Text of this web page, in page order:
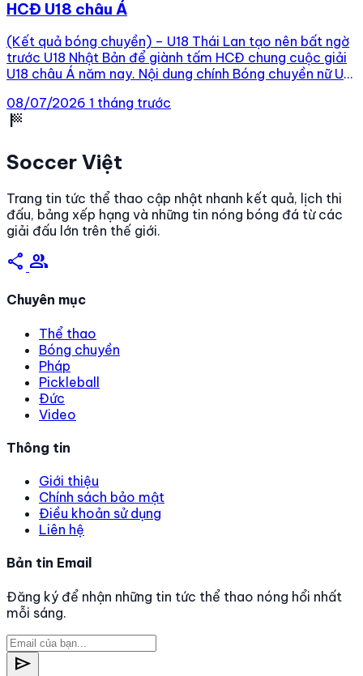
HCĐ U18 châu Á
(Kết quả bóng chuyền) – U18 Thái Lan tạo nên bất ngờ
trước U18 Nhật Bản để giành tấm HCĐ chung cuộc giải
U18 châu Á năm nay. Nội dung chính Bóng chuyền nữ U18
sách VĐV U18 Thái Lan giải vô địch […]
08/07/2026 1 tháng trước
sports_score
Soccer Việt
Trang tin tức thể thao cập nhật nhanh kết quả, lịch thi
đấu, bảng xếp hạng và những tin nóng bóng đá từ các
giải đấu lớn trên thế giới.
share group
Chuyên mục
Thể thao
Bóng chuyền
Pháp
Pickleball
Đức
Video
Thông tin
Giới thiệu
Chính sách bảo mật
Điều khoản sử dụng
Liên hệ
Bản tin Email
Đăng ký để nhận những tin tức thể thao nóng hổi nhất
mỗi sáng.
send